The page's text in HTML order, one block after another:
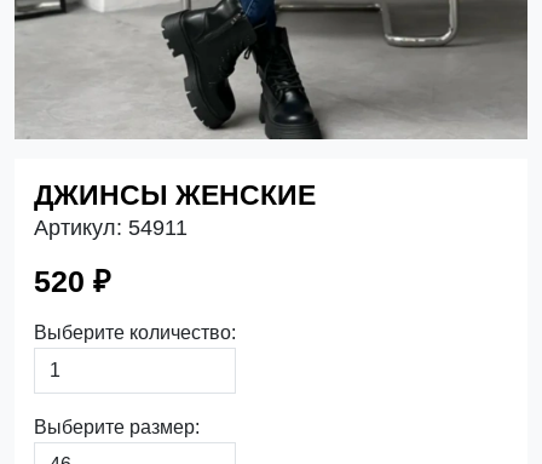
ДЖИНСЫ ЖЕНСКИЕ
Артикул: 54911
520 ₽
Выберите количество:
Выберите размер: